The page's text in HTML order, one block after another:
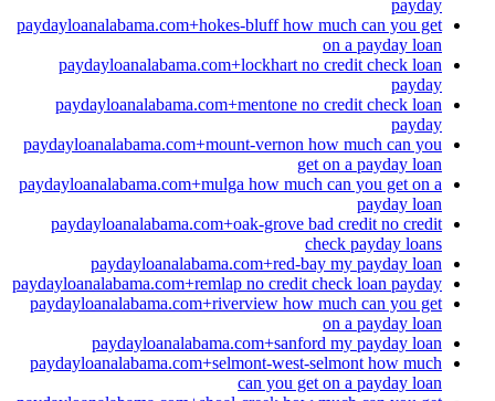
payday
paydayloanalabama.com+hokes-bluff how much can you get
on a payday loan
paydayloanalabama.com+lockhart no credit check loan
payday
paydayloanalabama.com+mentone no credit check loan
payday
paydayloanalabama.com+mount-vernon how much can you
get on a payday loan
paydayloanalabama.com+mulga how much can you get on a
payday loan
paydayloanalabama.com+oak-grove bad credit no credit
check payday loans
paydayloanalabama.com+red-bay my payday loan
paydayloanalabama.com+remlap no credit check loan payday
paydayloanalabama.com+riverview how much can you get
on a payday loan
paydayloanalabama.com+sanford my payday loan
paydayloanalabama.com+selmont-west-selmont how much
can you get on a payday loan